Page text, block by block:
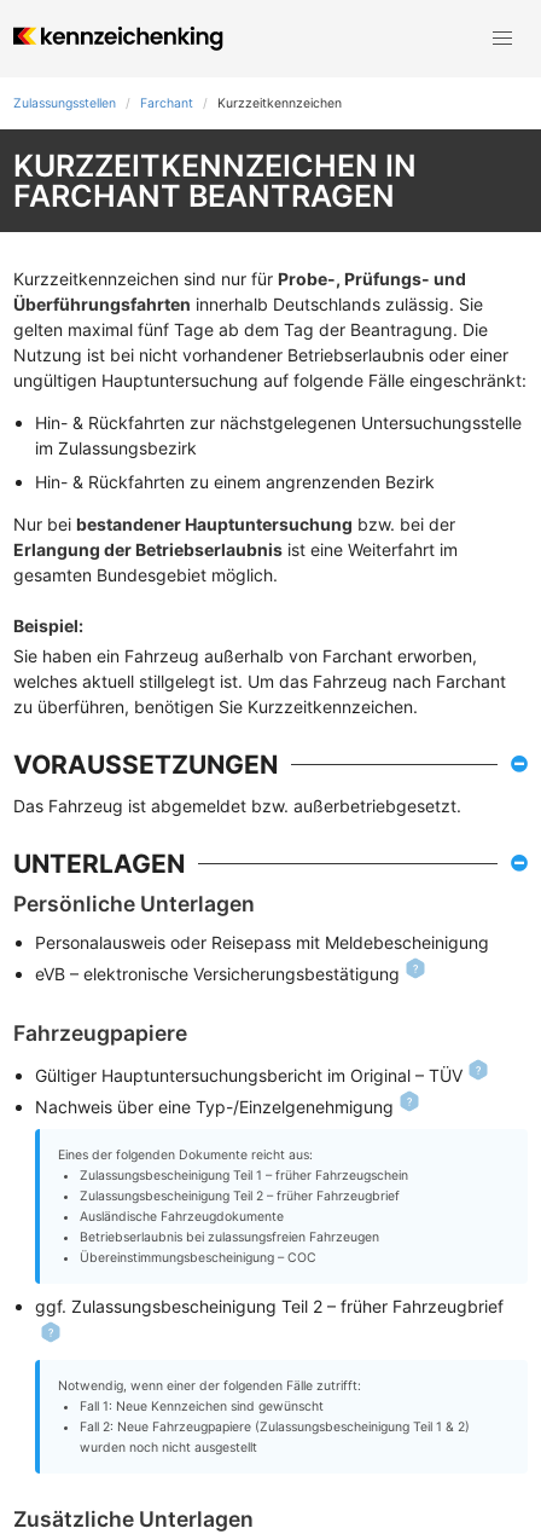
Zulassungsstellen Farchant Kurzzeit­kennzeichen
KURZZEITKENNZEICHEN IN
FARCHANT BEANTRAGEN
Kurzzeitkennzeichen sind nur für Probe-, Prüfungs- und
Überführungsfahrten innerhalb Deutschlands zulässig. Sie
gelten maximal fünf Tage ab dem Tag der Beantragung. Die
Nutzung ist bei nicht vorhandener Betriebserlaubnis oder einer
ungültigen Hauptuntersuchung auf folgende Fälle eingeschränkt:
Hin- & Rückfahrten zur nächstgelegenen Untersuchungsstelle
im Zulassungsbezirk
Hin- & Rückfahrten zu einem angrenzenden Bezirk
Nur bei bestandener Hauptuntersuchung bzw. bei der
Erlangung der Betriebserlaubnis ist eine Weiterfahrt im
gesamten Bundesgebiet möglich.
Beispiel:
Sie haben ein Fahrzeug außerhalb von Farchant erworben,
welches aktuell stillgelegt ist. Um das Fahrzeug nach Farchant
zu überführen, benötigen Sie Kurzzeitkennzeichen.
VORAUSSETZUNGEN
Das Fahrzeug ist abgemeldet bzw. außerbetriebgesetzt.
UNTERLAGEN
Persönliche Unterlagen
Personalausweis oder Reisepass mit Meldebescheinigung
eVB – elektronische Versicherungsbestätigung
Fahrzeugpapiere
Gültiger Hauptuntersuchungsbericht im Original – TÜV
Nachweis über eine Typ-/Einzelgenehmigung
Eines der folgenden Dokumente reicht aus:
Zulassungsbescheinigung Teil 1 – früher Fahrzeugschein
Zulassungsbescheinigung Teil 2 – früher Fahrzeugbrief
Ausländische Fahrzeugdokumente
Betriebserlaubnis bei zulassungsfreien Fahrzeugen
Übereinstimmungsbescheinigung – COC
ggf. Zulassungsbescheinigung Teil 2 – früher Fahrzeugbrief
Notwendig, wenn einer der folgenden Fälle zutrifft:
Fall 1: Neue Kennzeichen sind gewünscht
Fall 2: Neue Fahrzeugpapiere (Zulassungsbescheinigung Teil 1 & 2)
wurden noch nicht ausgestellt
Zusätzliche Unterlagen